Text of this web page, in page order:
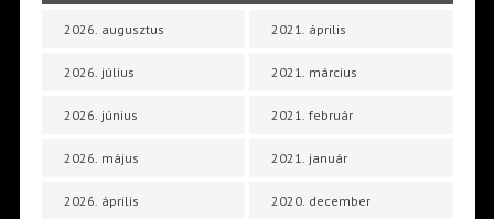
2026. augusztus
2026. július
2026. június
2026. május
2026. április
2021. április
2021. március
2021. február
2021. január
2020. december